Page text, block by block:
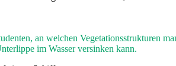
an welchen Vegetationsstrukturen
im Wasser versinken kann.